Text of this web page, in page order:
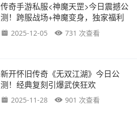
传奇手游私服<神魔天罡>今日震撼公
测！跨服战场+神魔变身，独家福利
速领2025-12-05 731 次查看
新开怀旧传奇《无双江湖》今日公
测！经典复刻引爆武侠狂欢
2025-11-28 901 次查看